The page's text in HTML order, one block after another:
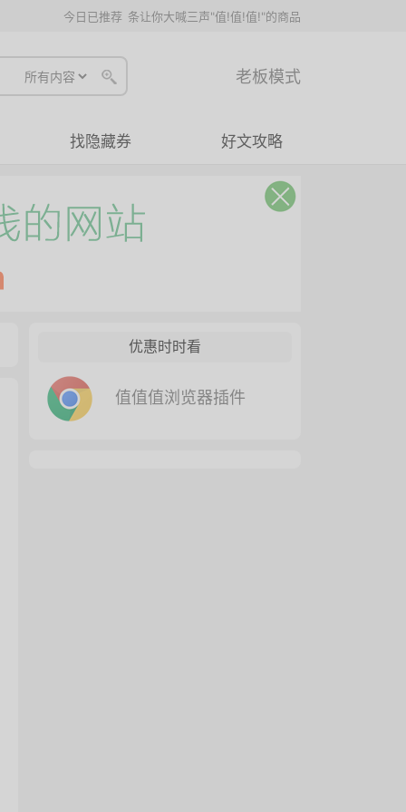
今日已推荐 条让你大喊三声"值!值!值!"的商品
老板模式
找隐藏券 好文攻略
优惠时时看
值值值浏览器插件